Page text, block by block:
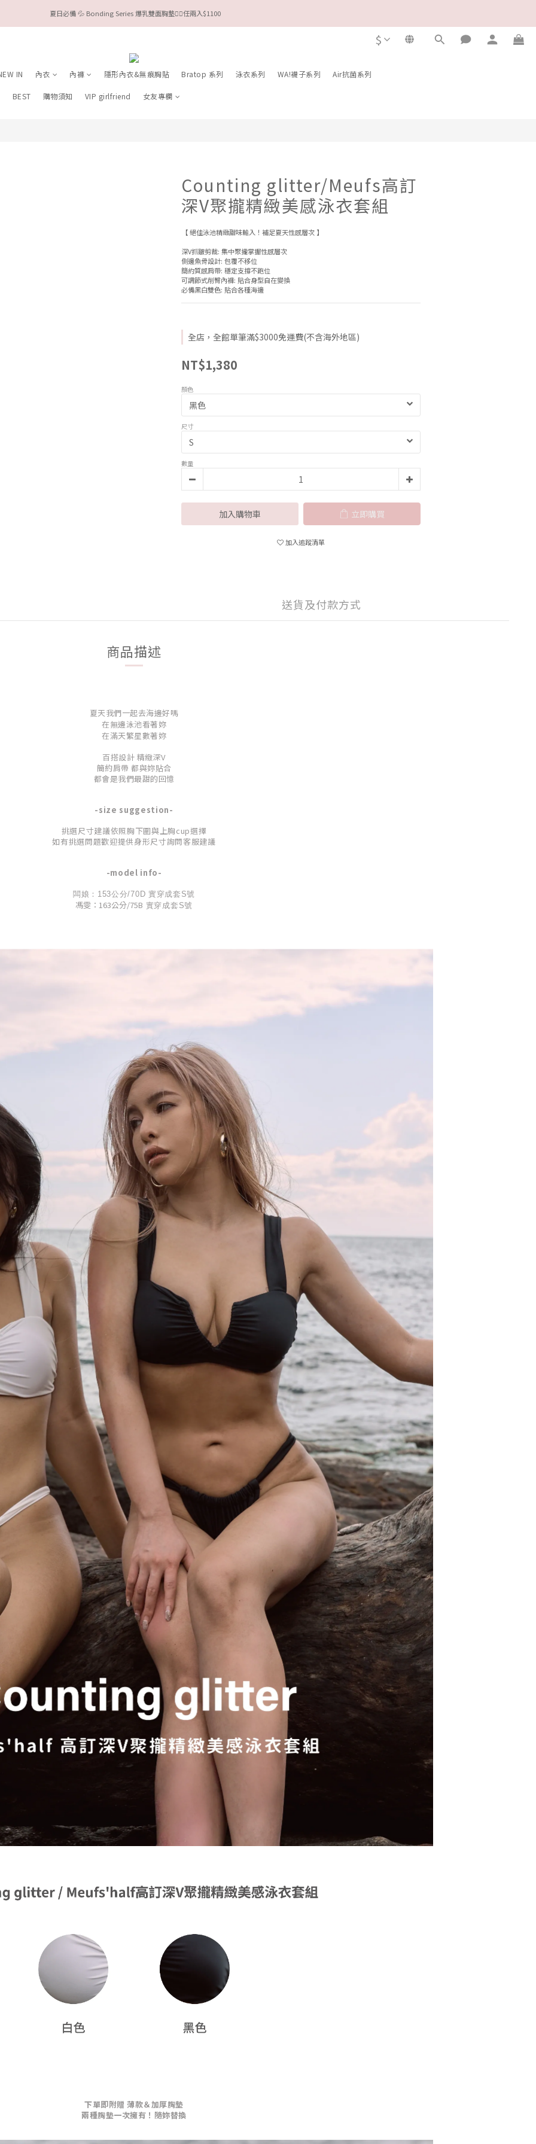
今夏限定Meufs泳衣工作坊 🥳 手做妳獨一無二的Bikini👙
夏日必備 💦 Bonding Series 爆乳雙面胸墊❤️‍🔥任兩入$1100
$
IN 內衣 內褲 隱形內衣&無痕胸貼 Bratop 系列 泳衣系列 WA!襪子系列 Air抗菌系列
BEST 購物須知 VIP girlfriend 女友專欄
Counting glitter/Meufs高訂
深V聚攏精緻美感泳衣套組
【 絕佳泳池精緻甜味輸入！補足夏天性感層次 】
深V抓皺剪裁: 集中聚攏掌握性感層次
側邊魚骨設計: 包覆不移位
簡約質感肩帶: 穩定支撐不跑位
可調節式削臀內褲: 貼合身型自在變換
必備黑白雙色: 貼合各種海邊
全店，全館單筆滿$3000免運費(不含海外地區)
NT$1,380
顏色
尺寸
數量
加入購物車 立即購買
加入追蹤清單
送貨及付款方式
商品描述
夏天我們一起去海邊好嗎
在無邊泳池看著妳
在滿天繁星數著妳
百搭設計 精緻深V
簡約肩帶 都與妳貼合
都會是我們最甜的回憶
-size suggestion-
挑選尺寸建議依照胸下圍與上胸cup選擇
如有挑選問題歡迎提供身形尺寸詢問客服建議
-model info-
闆娘：153公分/70 D 實穿成套S號
馮雯：163公分/75B 實穿成套 S號
下單即附贈 薄款＆加厚胸墊
兩種胸墊一次擁有！隨妳替換
立即購買